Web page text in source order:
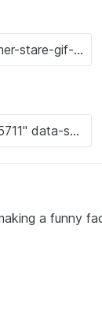
making a funny